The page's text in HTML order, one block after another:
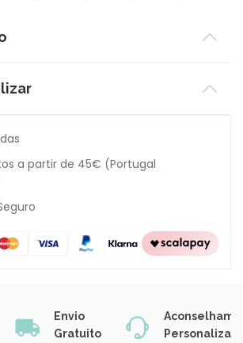
a partir de 45€ (Portugal
Envio
Gratuito